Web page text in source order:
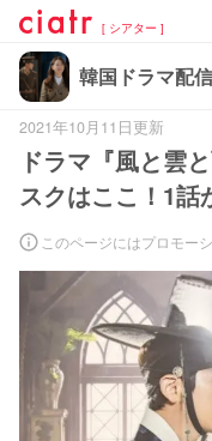
[ シアター ]
韓国ドラマ配信
2021年10月11日更新
ドラマ『風と雲
スクはここ！1話
このページにはプロモー